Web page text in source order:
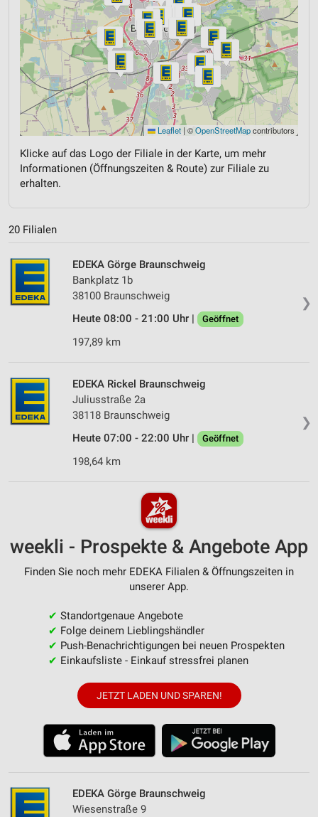
Leaflet | ©OpenStreetMapcontributors
Klicke auf das Logo der Filiale in der Karte, um mehr
Informationen (Öffnungszeiten & Route) zur Filiale zu
erhalten.
20 Filialen
❯
EDEKA Görge Braunschweig
Bankplatz 1b
38100 Braunschweig
Heute 08:00 - 21:00 Uhr |
Geöffnet
197,89 km
❯
EDEKA Rickel Braunschweig
Juliusstraße 2a
38118 Braunschweig
Heute 07:00 - 22:00 Uhr |
Geöffnet
198,64 km
weekli - Prospekte & Angebote App
Finden Sie noch mehr EDEKA Filialen & Öffnungszeiten in
unserer App.
✔ Standortgenaue Angebote
✔ Folge deinem Lieblingshändler
✔ Push-Benachrichtigungen bei neuen Prospekten
✔ Einkaufsliste - Einkauf stressfrei planen
JETZT LADEN UND SPAREN!
EDEKA Görge Braunschweig
Wiesenstraße 9